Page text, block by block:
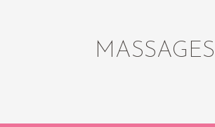
MASSAGES